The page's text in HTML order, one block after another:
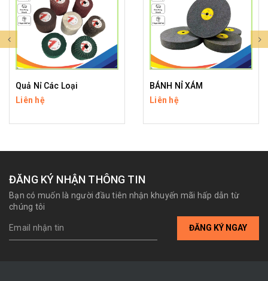
Quả Nỉ Các Loại
Liên hệ
BÁNH NỈ XÁM
Liên hệ
ĐĂNG KÝ NHẬN THÔNG TIN
Bạn có muốn là người đầu tiên nhận khuyến mãi hấp dẫn từ
chúng tôi
ĐĂNG KÝ NGAY